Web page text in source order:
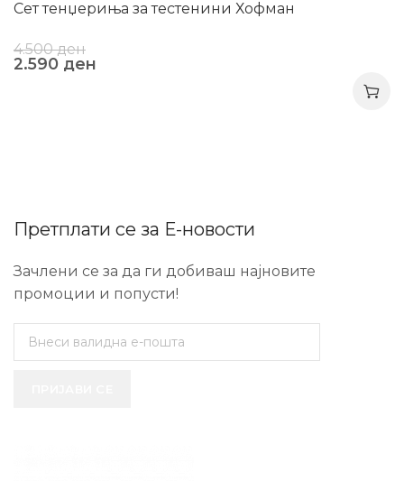
Сет тенџериња за тестенини Хофман
4.500ден
2.590 ден
Претплати се за Е-новости
Зачлени се за да ги добиваш најновите
промоции и попусти!